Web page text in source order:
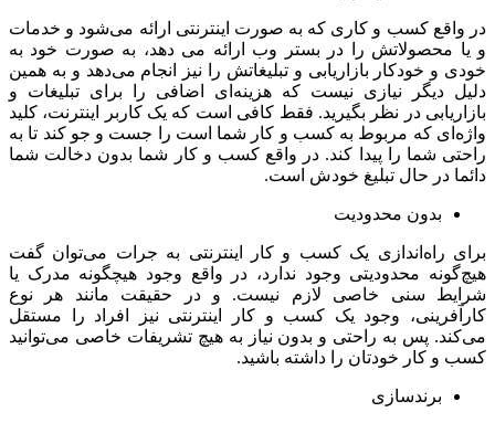
کسب و کاری که به صورت اینترنتی ارائه می‌شود و خدمات
محصولاتش را در بستر وب ارائه می دهد، به صورت خود به
و خودکار بازاریابی و تبلیغاتش را نیز انجام می‌دهد و به همین
دیگر نیازی نیست که هزینه‌ای اضافی را برای تبلیغات و
در نظر بگیرید. فقط کافی است که یک کاربر اینترنت، کلید
که مربوط به کسب و کار شما است را جست و جو کند تا به
شما را پیدا کند. در واقع کسب و کار شما بدون دخالت شما
در حال تبلیغ خودش است.
بدون محدودیت
راه‌اندازی یک کسب و کار اینترنتی به جرات می‌توان گفت
محدودیتی وجود ندارد، در واقع وجود هیچگونه مدرک یا
سنی خاصی لازم نیست. و در حقیقت مانند هر نوع
وجود یک کسب و کار اینترنتی نیز افراد را مستقل
پس به راحتی و بدون نیاز به هیچ تشریفات خاصی می‌توانید
کار خودتان را داشته باشید.
برندسازی